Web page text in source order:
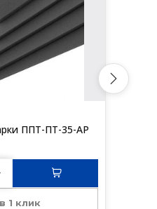
ППТ-ПТ-35-АР
1 клик